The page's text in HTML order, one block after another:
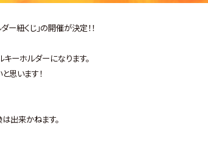
紐くじ」の開催が決定！！
ーホルダーになります。
思います！
出来かねます。